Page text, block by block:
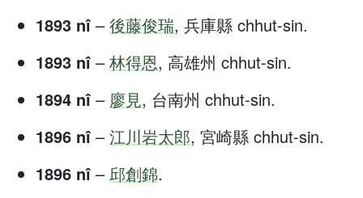
1893 nî – 後藤俊瑞, 兵庫縣 chhut-sin.
1893 nî – 林得恩, 高雄州 chhut-sin.
1894 nî – 廖見, 台南州 chhut-sin.
1896 nî – 江川岩太郎, 宮崎縣 chhut-sin.
1896 nî – 邱創錦.